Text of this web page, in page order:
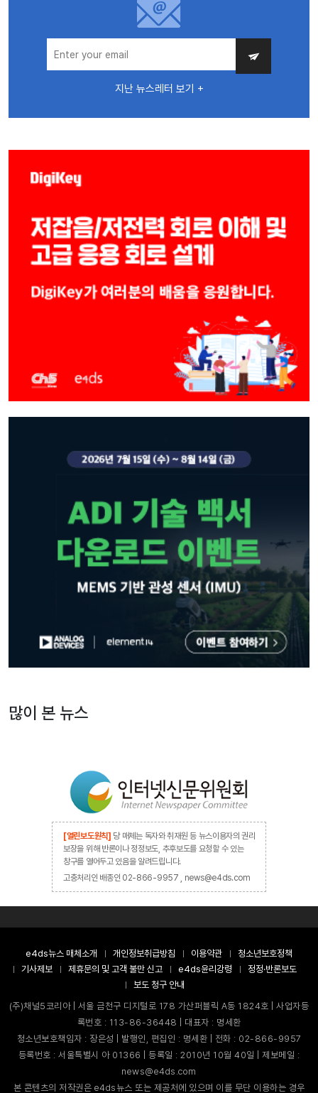
지난 뉴스레터 보기 +
많이 본 뉴스
[열린보도원칙] 당 매체는 독자와 취재원 등 뉴스이용자의 권리
보장을 위해 반론이나 정정보도, 추후보도를 요청할 수 있는
창구를 열어두고 있음을 알려드립니다.
고충처리인 배종인 02-866-9957 , news@e4ds.com
e4ds뉴스 매체소개 개인정보취급방침 이용약관
청소년보호정책
기사제보
제휴문의 및 고객 불만 신고 e4ds윤리강령
정정·반론보도
보도 청구 안내
(주)채널5코리아 | 서울 금천구 디지털로 178 가산퍼블릭 A동 1824호 | 사업자등
록번호 : 113-86-36448 | 대표자 : 명세환
청소년보호책임자 : 장은성 | 발행인, 편집인 : 명세환 | 전화 : 02-866-9957
등록번호 : 서울특별시 아 01366 | 등록일 : 2010년 10월 40일 | 제보메일 :
news@e4ds.com
본 콘텐츠의 저작권은 e4ds뉴스 또는 제공처에 있으며 이를 무단 이용하는 경우